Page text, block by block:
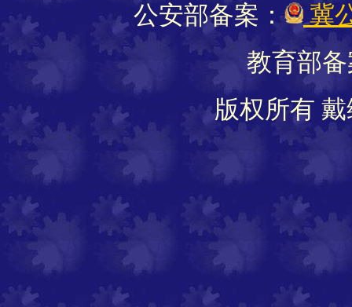
公安部备案：
冀
教育部
版权所有